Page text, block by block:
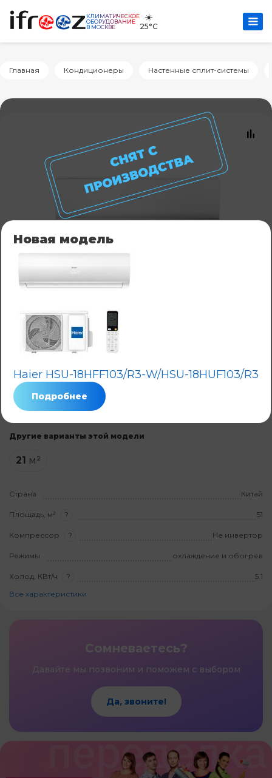
КЛИМАТИЧЕСКОЕ
ОБОРУДОВАНИЕ
В МОСКВЕ
☀️
25°C
Главная Кондиционеры Настенные сплит-системы
Кондиционер Haier HSU-
18HNF303/R2-W / HSU-18HUN303/R2
Код: 6220 Нет в наличии
Гарантия
На установку
Другие варианты этой модели
21 м²
Страна Китай
Площадь, м² ? 51
Компрессор ? Не инвертор
Режимы охлаждение и обогрев
Холод, КВт/ч ?
5.1
Все характеристики
Сомневаетесь?
Давайте мы позвоним и поможем с выбором
Да, звоните!
Новая модель
Haier HSU-18HFF103/R3-W/HSU-18HUF103/R3
Подробнее